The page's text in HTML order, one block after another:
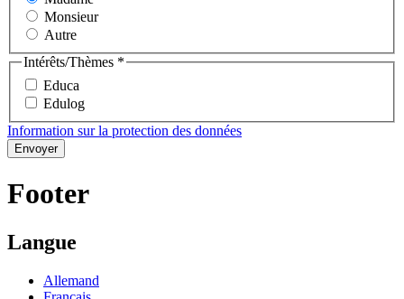
Monsieur
Autre
Intérêts/Thèmes *
Educa
Edulog
Information sur la protection des données
Footer
Langue
Allemand